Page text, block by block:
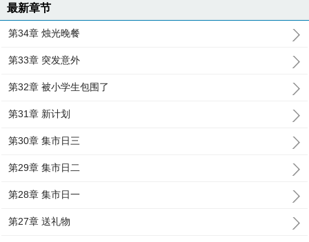
最新章节
第34章 烛光晚餐
第33章 突发意外
第32章 被小学生包围了
第31章 新计划
第30章 集市日三
第29章 集市日二
第28章 集市日一
第27章 送礼物